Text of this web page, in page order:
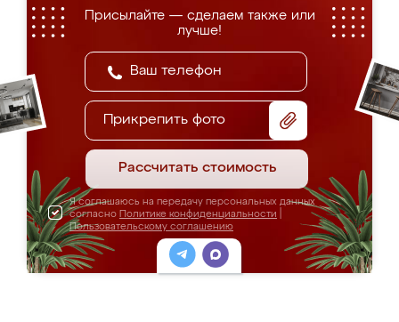
Присылайте — сделаем также или
лучше!
Прикрепить фото
Рассчитать стоимость
Я соглашаюсь на передачу персональных данных
согласно Политике конфиденциальности
Пользовательскому соглашению